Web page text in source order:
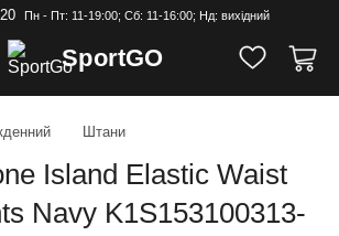
Пн - Пт: 11-19:00; Cб: 11-16:00; Нд: вихідний
SportGO
Штани
Island Elastic Waist
Navy K1S153100313-